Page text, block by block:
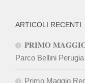
ARTICOLI RECENTI
𝐏𝐑𝐈𝐌𝐎
Parco Bellini Perugia
Primo Maggio